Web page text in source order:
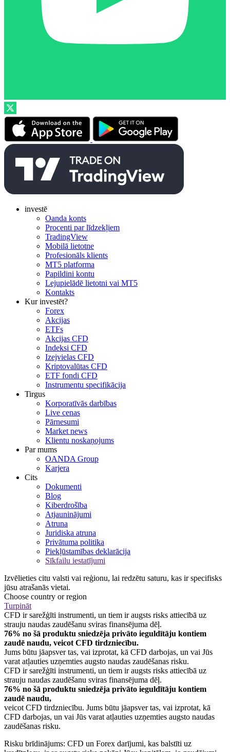
investē
Oanda konts
Procenti par līdzekļiem
TradingView
Mobilā lietotne
Profesionāls klients
MT5 platforma
Papildini kontu
Lejupielādē lietotni vai MT5
Kontakts
Kur investēt?
Forex
Akcijas
ETFs
Akcijas CFD
Indeksi CFD
Izejvielas CFD
Kriptovalūtas CFD
ETF fondi CFD
Instrumentu specifikācija
Tirgus
Korporatīvās darbības
Live cenas
Pārnesumi
Market news
Klientu noskaņojums
Par mums
OANDA Group
Karjera
Cits
Dokumenti
Blog
Kiberdrošība
Atjauninājumi
Atruna
Juridiska atruna
Privātuma politika
Piekļūstamības deklarācija
Sīkfailu iestatījumi
Izvēlieties citu valsti vai reģionu, lai redzētu saturu, kas ir specifisks
jūsu atrašanās vietai.
Choose country or region
Turpināt
CFD ir sarežģīti instrumenti, un tiem ir augsts risks attiecībā uz
strauju naudas zaudēšanu sviras finansējuma dēļ.
76% no šā produktu sniedzēja privāto ieguldītāju kontiem
zaudē naudu, veicot CFD tirdzniecību.
Jums būtu jāapsver tas, vai izprotat, kā CFD darbojas, un vai Jūs
varat atļauties uzņemties augsto naudas zaudēšanas risku.
CFD ir sarežģīti instrumenti, un tiem ir augsts risks attiecībā uz
strauju naudas zaudēšanu sviras finansējuma dēļ.
76% no šā produktu sniedzēja privāto ieguldītāju kontiem
zaudē naudu,
veicot CFD tirdzniecību. Jums būtu jāapsver tas, vai izprotat, kā
CFD darbojas, un vai Jūs varat atļauties uzņemties augsto naudas
zaudēšanas risku.
Risku brīdinājums: CFD un Forex darījumi, kas balstīti uz